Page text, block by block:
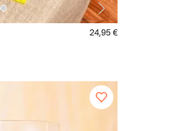
24,95 €